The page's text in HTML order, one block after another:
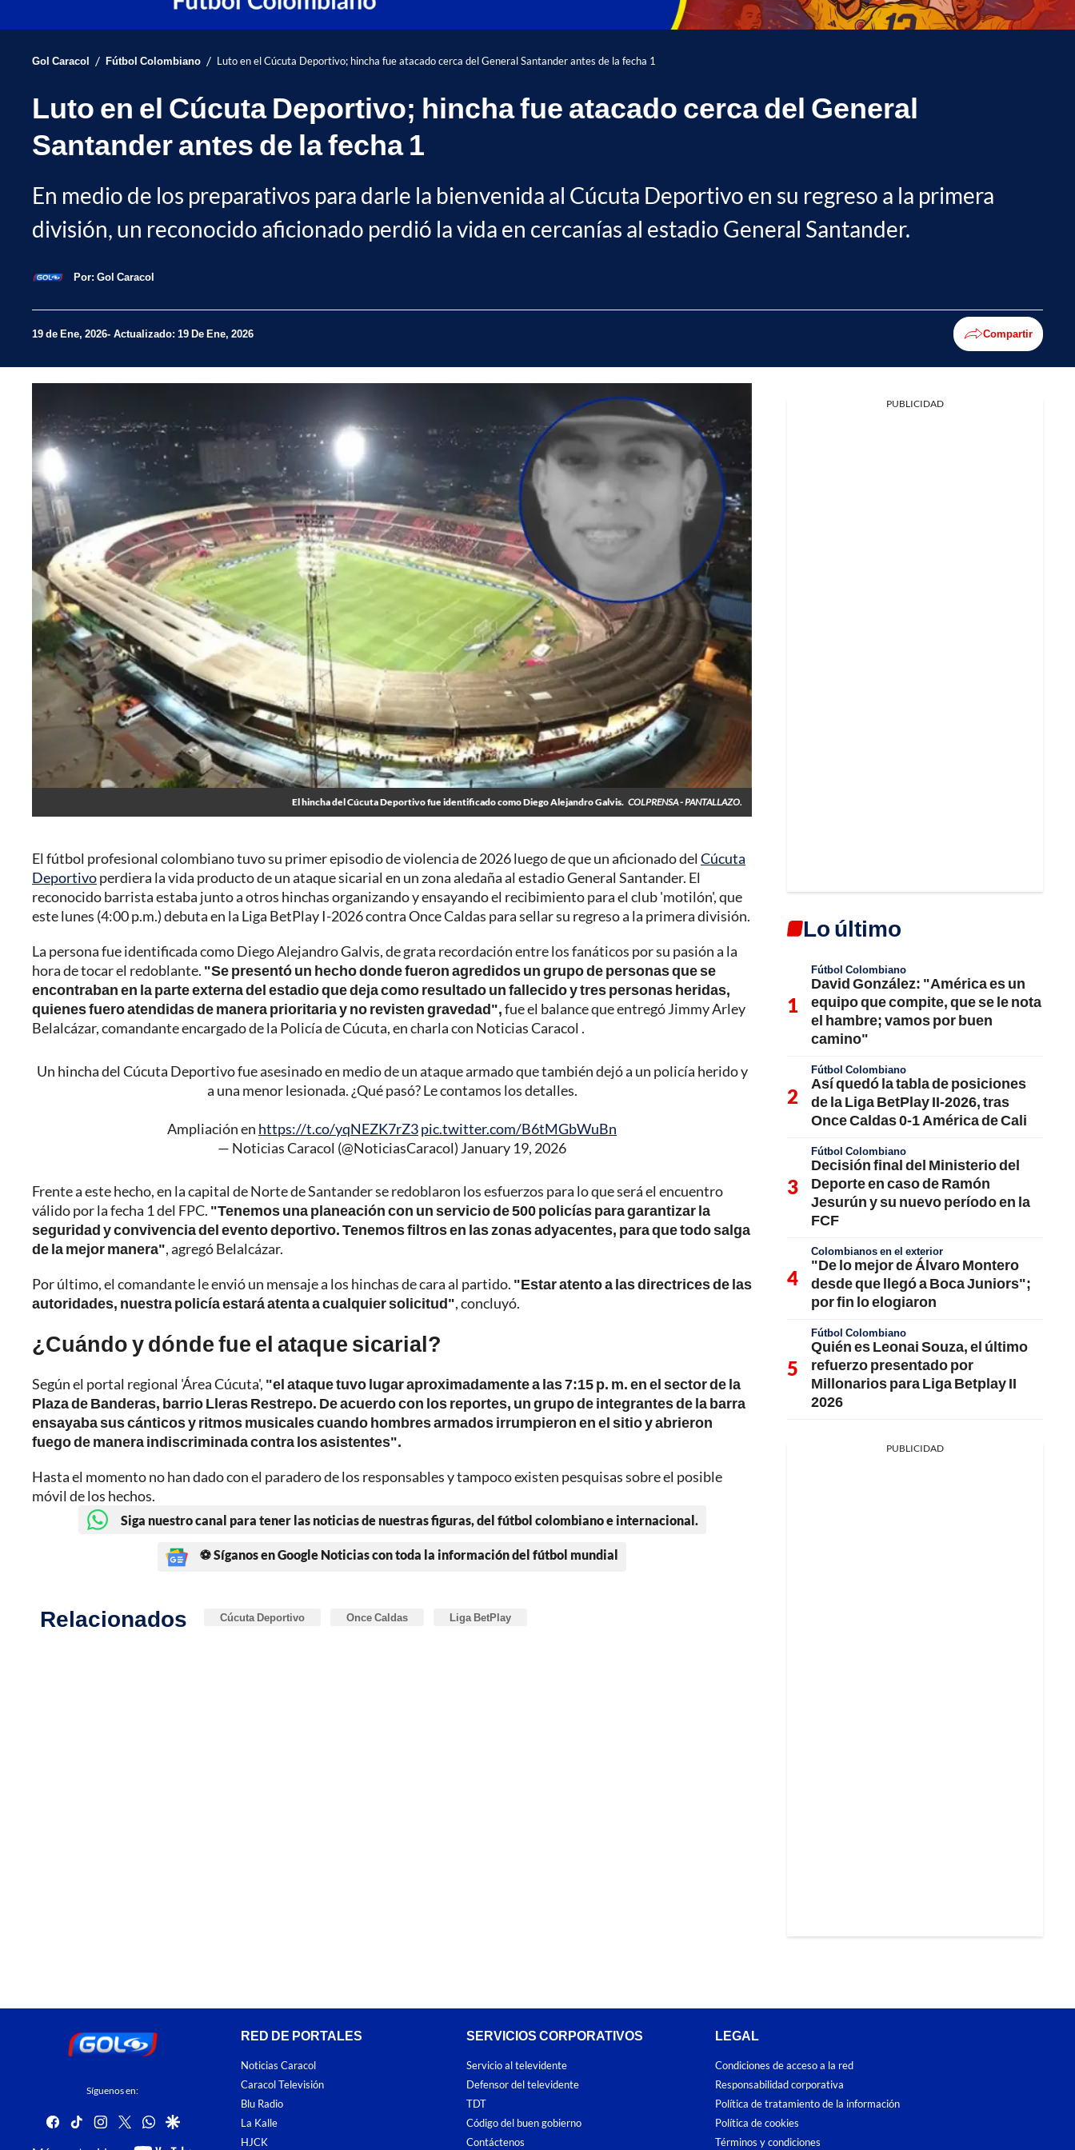
Gol Caracol / Fútbol Colombiano / Luto en el Cúcuta Deportivo; hincha fue atacado cerca del General Santander antes de la fecha 1
Luto en el Cúcuta Deportivo; hincha fue atacado cerca del General
Santander antes de la fecha 1
En medio de los preparativos para darle la bienvenida al Cúcuta Deportivo en su regreso a la primera
división, un reconocido aficionado perdió la vida en cercanías al estadio General Santander.
Por: Gol Caracol
19 de Ene, 2026 Actualizado: 19 De Ene, 2026 Compartir
El hincha del Cúcuta Deportivo fue identificado como Diego Alejandro Galvis. COLPRENSA - PANTALLAZO.
El fútbol profesional colombiano tuvo su primer episodio de violencia de 2026 luego de que un aficionado del Cúcuta
Deportivoperdiera la vida producto de un ataque sicarial en un zona aledaña al estadio General Santander. El
reconocido barrista estaba junto a otros hinchas organizando y ensayando el recibimiento para el club 'motilón', que
este lunes (4:00 p.m.) debuta en la Liga BetPlay I-2026 contra Once Caldas para sellar su regreso a la primera división.
La persona fue identificada como Diego Alejandro Galvis, de grata recordación entre los fanáticos por su pasión a la
hora de tocar el redoblante. "Se presentó un hecho donde fueron agredidos un grupo de personas que se
encontraban en la parte externa del estadio que deja como resultado un fallecido y tres personas heridas,
quienes fuero atendidas de manera prioritaria y no revisten gravedad",fue el balance que entregó Jimmy Arley
Belalcázar, comandante encargado de la Policía de Cúcuta, en charla con Noticias Caracol .
Un hincha del Cúcuta Deportivo fue asesinado en medio de un ataque armado que también dejó a un policía herido y
a una menor lesionada. ¿Qué pasó? Le contamos los detalles.
Ampliación en https://t.co/yqNEZK7rZ3pic.twitter.com/B6tMGbWuBn
— Noticias Caracol (@NoticiasCaracol) January 19, 2026
Frente a este hecho, en la capital de Norte de Santander se redoblaron los esfuerzos para lo que será el encuentro
válido por la fecha 1 del FPC. "Tenemos una planeación con un servicio de 500 policías para garantizar la
seguridad y convivencia del evento deportivo. Tenemos filtros en las zonas adyacentes, para que todo salga
de la mejor manera", agregó Belalcázar.
Por último, el comandante le envió un mensaje a los hinchas de cara al partido. "Estar atento a las directrices de las
autoridades, nuestra policía estará atenta a cualquier solicitud", concluyó.
¿Cuándo y dónde fue el ataque sicarial?
Según el portal regional 'Área Cúcuta', "el ataque tuvo lugar aproximadamente a las 7:15 p. m. en el sector de la
Plaza de Banderas, barrio Lleras Restrepo. De acuerdo con los reportes, un grupo de integrantes de la barra
ensayaba sus cánticos y ritmos musicales cuando hombres armados irrumpieron en el sitio y abrieron
fuego de manera indiscriminada contra los asistentes".
Hasta el momento no han dado con el paradero de los responsables y tampoco existen pesquisas sobre el posible
móvil de los hechos.
Siga nuestro canal para tener las noticias de nuestras figuras, del fútbol colombiano e internacional.
⚽ Síganos en Google Noticias con toda la información del fútbol mundial
Relacionados Cúcuta Deportivo Once Caldas Liga BetPlay
PUBLICIDAD
Lo último
Fútbol Colombiano
David González: "América es un
equipo que compite, que se le nota
el hambre; vamos por buen
camino"
Fútbol Colombiano
Así quedó la tabla de posiciones
de la Liga BetPlay II-2026, tras
Once Caldas 0-1 América de Cali
Fútbol Colombiano
Decisión final del Ministerio del
Deporte en caso de Ramón
Jesurún y su nuevo período en la
FCF
Colombianos en el exterior
"De lo mejor de Álvaro Montero
desde que llegó a Boca Juniors";
por fin lo elogiaron
Fútbol Colombiano
Quién es Leonai Souza, el último
refuerzo presentado por
Millonarios para Liga Betplay II
2026
PUBLICIDAD
Síguenos en:
facebook
tiktokinstagram
twitterwhatsapp
google
RED DE PORTALES
Noticias Caracol
Caracol Televisión
Blu Radio
La Kalle
HJCK
SERVICIOS CORPORATIVOS
Servicio al televidente
Defensor del televidente
TDT
Código del buen gobierno
Contáctenos
LEGAL
Condiciones de acceso a la red
Responsabilidad corporativa
Política de tratamiento de la información
Política de cookies
Términos y condiciones